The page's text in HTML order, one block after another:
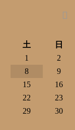
土
日
1
2
8
9
15
16
22
23
29
30